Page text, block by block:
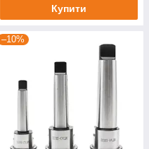
Купити
–10%